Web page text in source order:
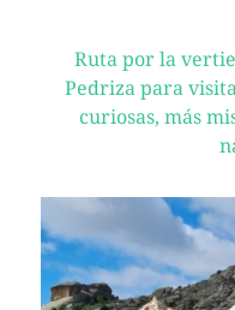
Ruta por la
Pedriza para
curiosas, más